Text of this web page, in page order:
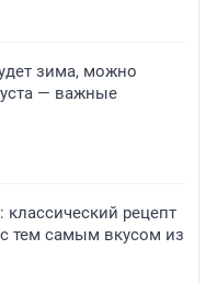
зима, можно
— важные
рецепт
тем самым вкусом из